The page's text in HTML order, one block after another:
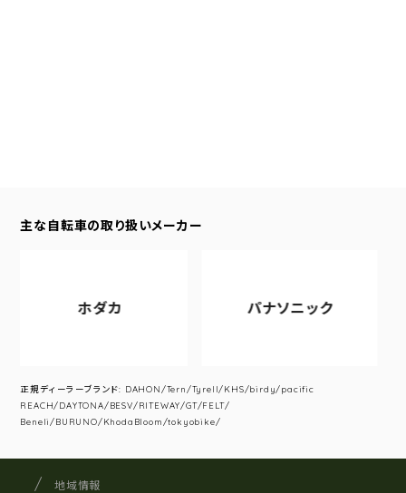
主な自転車の取り扱いメーカー
ホダカ パナソニック
正規ディーラーブランド: DAHON/Tern/Tyrell/KHS/birdy/pacific
REACH/DAYTONA/BESV/RITEWAY/GT/FELT/
Beneli/BURUNO/KhodaBloom/tokyobike/
サイクルショップナカゴヤ
地域情報